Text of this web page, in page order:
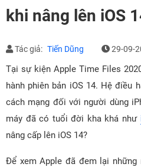
khi nâng lên iOS
Tác giả: Tiến Dũng 29-09-
Tại sự kiện Apple Time Files
hành phiên bản iOS 14. Hệ
cách mạng đối với người dùng
máy đã có tuổi đời kha khá như
nâng cấp lên iOS 14?
Để xem Apple đã đem lại